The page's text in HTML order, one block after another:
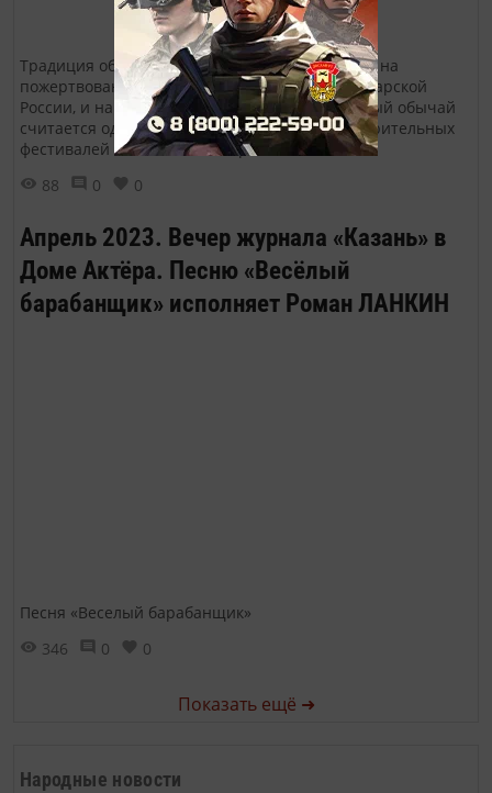
Традиция обменивать белые бумажные цветы на
пожертвования зародилась ещё во времена царской
России, и на данный момент этот возрожденный обычай
считается одним из самых красивых благотворительных
фестивалей в Казанской епархии.
88
0 0
Апрель 2023. Вечер журнала «Казань» в
Доме Актёра. Песню «Весёлый
барабанщик» исполняет Роман ЛАНКИН
Песня «Веселый барабанщик»
346
0 0
Показать ещё ➜
Народные новости